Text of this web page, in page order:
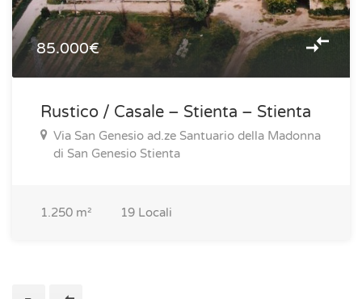
85.000€
Rustico / Casale – Stienta – Stienta
Via San Genesio ad.ze Santuario della Madonna
di San Genesio Stienta
1.250 m² 19 Locali